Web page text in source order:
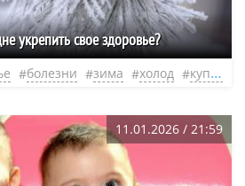
укрепить свое здоровье?
болезни зима холод купание
11.01.2026 / 21:59